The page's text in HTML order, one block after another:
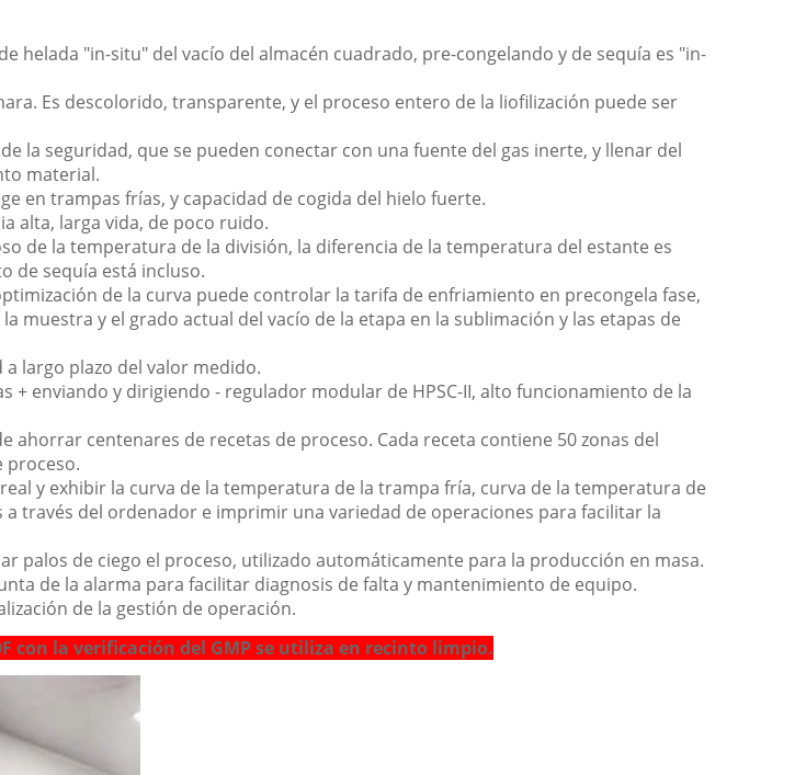
helada "in-situ" del vacío del almacén cuadrado, pre-congelando y de sequía es "in-
Es descolorido, transparente, y el proceso entero de la liofilización puede ser
la seguridad, que se pueden conectar con una fuente del gas inerte, y llenar del
material.
en trampas frías, y capacidad de cogida del hielo fuerte.
alta, larga vida, de poco ruido.
de la temperatura de la división, la diferencia de la temperatura del estante es
de sequía está incluso.
de la curva puede controlar la tarifa de enfriamiento en precongela fase,
y el grado actual del vacío de la etapa en la sublimación y las etapas de
largo plazo del valor medido.
enviando y dirigiendo - regulador modular de HPSC-II, alto funcionamiento de la
ahorrar centenares de recetas de proceso. Cada receta contiene 50 zonas del
proceso.
y exhibir la curva de la temperatura de la trampa fría, curva de la temperatura de
través del ordenador e imprimir una variedad de operaciones para facilitar la
palos de ciego el proceso, utilizado automáticamente para la producción en masa.
de la alarma para facilitar diagnosis de falta y mantenimiento de equipo.
de la gestión de operación.
con la verificación del GMP se utiliza en recinto limpio.